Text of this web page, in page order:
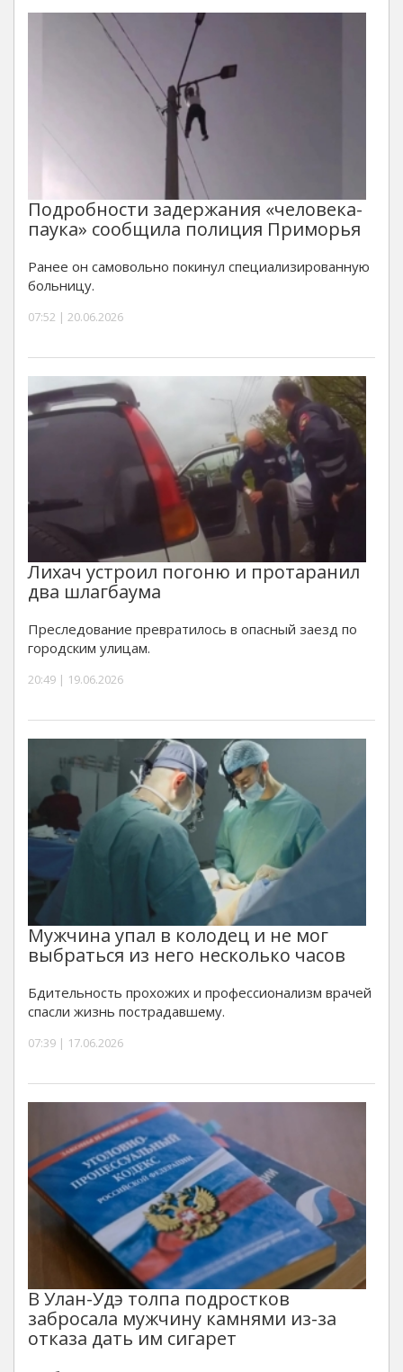
Подробности задержания «человека-
паука» сообщила полиция Приморья
Ранее он самовольно покинул специализированную
больницу.
07:52 | 20.06.2026
Лихач устроил погоню и протаранил
два шлагбаума
Преследование превратилось в опасный заезд по
городским улицам.
20:49 | 19.06.2026
Мужчина упал в колодец и не мог
выбраться из него несколько часов
Бдительность прохожих и профессионализм врачей
спасли жизнь пострадавшему.
07:39 | 17.06.2026
В Улан-Удэ толпа подростков
забросала мужчину камнями из-за
отказа дать им сигарет